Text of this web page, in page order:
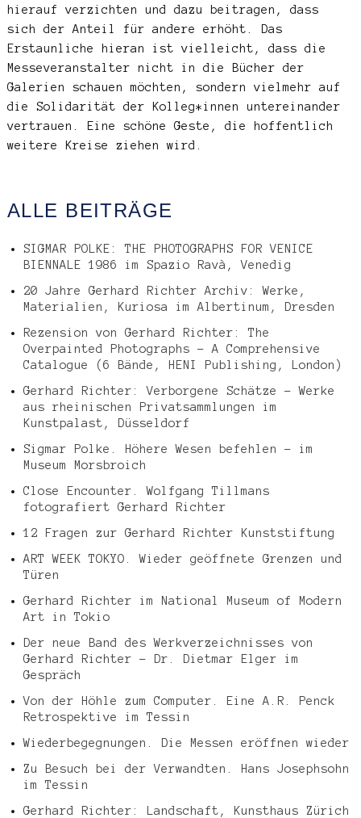
hierauf verzichten und dazu beitragen, dass
sich der Anteil für andere erhöht. Das
Erstaunliche hieran ist vielleicht, dass die
Messeveranstalter nicht in die Bücher der
Galerien schauen möchten, sondern vielmehr auf
die Solidarität der Kolleg*innen untereinander
vertrauen. Eine schöne Geste, die hoffentlich
weitere Kreise ziehen wird.
ALLE BEITRÄGE
SIGMAR POLKE: THE PHOTOGRAPHS FOR VENICE
BIENNALE 1986 im Spazio Ravà, Venedig
20 Jahre Gerhard Richter Archiv: Werke,
Materialien, Kuriosa im Albertinum, Dresden
Rezension von Gerhard Richter: The
Overpainted Photographs – A Comprehensive
Catalogue (6 Bände, HENI Publishing, London)
Gerhard Richter: Verborgene Schätze – Werke
aus rheinischen Privatsammlungen im
Kunstpalast, Düsseldorf
Sigmar Polke. Höhere Wesen befehlen – im
Museum Morsbroich
Close Encounter. Wolfgang Tillmans
fotografiert Gerhard Richter
12 Fragen zur Gerhard Richter Kunststiftung
ART WEEK TOKYO. Wieder geöffnete Grenzen und
Türen
Gerhard Richter im National Museum of Modern
Art in Tokio
Der neue Band des Werkverzeichnisses von
Gerhard Richter – Dr. Dietmar Elger im
Gespräch
Von der Höhle zum Computer. Eine A.R. Penck
Retrospektive im Tessin
Wiederbegegnungen. Die Messen eröffnen wieder
Zu Besuch bei der Verwandten. Hans Josephsohn
im Tessin
Gerhard Richter: Landschaft, Kunsthaus Zürich